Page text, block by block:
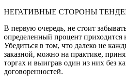
НЕГАТИВНЫЕ СТОРОНЫ
В первую очередь, не стоит
определенный процент приходится
Убедиться в том, что далеко не
заказной, можно на практике,
торгах и выиграв один из них без
договоренностей.